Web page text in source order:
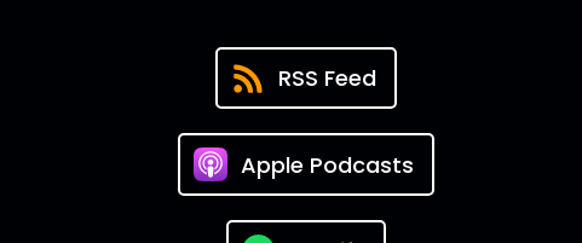
RSS Feed
Apple Podcasts